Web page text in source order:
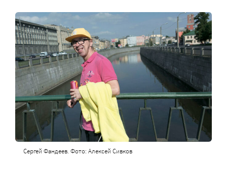
Сергей Фандеев. Фото: Алексей Сивков